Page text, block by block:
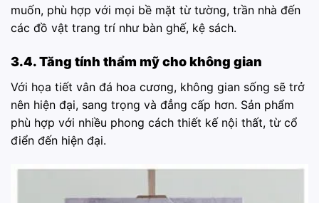
muốn, phù hợp với mọi bề mặt từ tường, trần nhà đến
các đồ vật trang trí như bàn ghế, kệ sách.
3.4. Tăng tính thẩm mỹ cho không gian
Với họa tiết vân đá hoa cương, không gian sống sẽ trở
nên hiện đại, sang trọng và đẳng cấp hơn. Sản phẩm
phù hợp với nhiều phong cách thiết kế nội thất, từ cổ
điển đến hiện đại.